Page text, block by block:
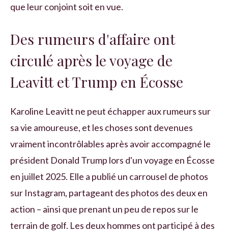
que leur conjoint soit en vue.
Des rumeurs d'affaire ont
circulé après le voyage de
Leavitt et Trump en Écosse
Karoline Leavitt ne peut échapper aux rumeurs sur
sa vie amoureuse, et les choses sont devenues
vraiment incontrôlables après avoir accompagné le
président Donald Trump lors d'un voyage en Écosse
en juillet 2025. Elle a publié un carrousel de photos
sur Instagram, partageant des photos des deux en
action – ainsi que prenant un peu de repos sur le
terrain de golf. Les deux hommes ont participé à des